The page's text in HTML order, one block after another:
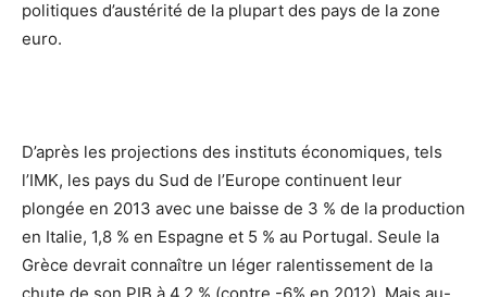
politiques d’austérité de la plupart des pays de la zone
euro.
D’après les projections des instituts économiques, tels
l’IMK, les pays du Sud de l’Europe continuent leur
plongée en 2013 avec une baisse de 3 % de la production
en Italie, 1,8 % en Espagne et 5 % au Portugal. Seule la
Grèce devrait connaître un léger ralentissement de la